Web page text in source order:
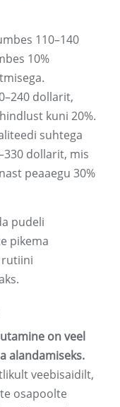
110–140
10%
dollarit,
kuni 20%.
suhtega
dollarit, mis
peaaegu 30%
pudeli
pikema
on veel
alandamiseks.
veebisaidilt,
osapoolte